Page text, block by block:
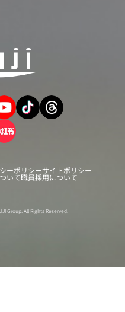
ーポリシーサイトポリシー
いて職員採用について
Group. All Rights Reserved.